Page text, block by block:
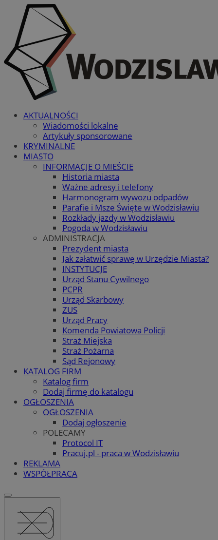
AKTUALNOŚCI
Wiadomości lokalne
Artykuły sponsorowane
KRYMINALNE
MIASTO
INFORMACJE O MIEŚCIE
Historia miasta
Ważne adresy i telefony
Harmonogram wywozu odpadów
Parafie i Msze Święte w Wodzisławiu
Rozkłady jazdy w Wodzisławiu
Pogoda w Wodzisławiu
ADMINISTRACJA
Prezydent miasta
Jak załatwić sprawę w Urzędzie Miasta?
INSTYTUCJE
Urząd Stanu Cywilnego
PCPR
Urząd Skarbowy
ZUS
Urząd Pracy
Komenda Powiatowa Policji
Straż Miejska
Straż Pożarna
Sąd Rejonowy
KATALOG FIRM
Katalog firm
Dodaj firmę do katalogu
OGŁOSZENIA
OGŁOSZENIA
Dodaj ogłoszenie
POLECAMY
Protocol IT
Pracuj.pl - praca w Wodzisławiu
REKLAMA
WSPÓŁPRACA